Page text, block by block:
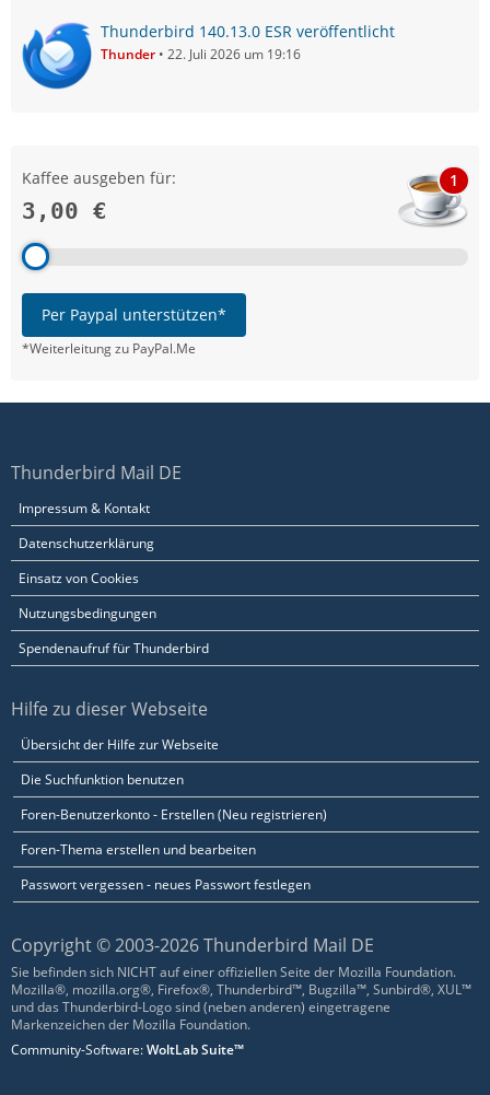
Thunderbird 140.13.0 ESR veröffentlicht
Thunder 22. Juli 2026 um 19:16
Kaffee ausgeben für:
3,00 €
1
Per Paypal unterstützen*
*Weiterleitung zu PayPal.Me
Thunderbird Mail DE
Impressum & Kontakt
Datenschutzerklärung
Einsatz von Cookies
Nutzungsbedingungen
Spendenaufruf für Thunderbird
Hilfe zu dieser Webseite
Übersicht der Hilfe zur Webseite
Die Suchfunktion benutzen
Foren-Benutzerkonto - Erstellen (Neu registrieren)
Foren-Thema erstellen und bearbeiten
Passwort vergessen - neues Passwort festlegen
Copyright © 2003-2026 Thunderbird Mail DE
Sie befinden sich NICHT auf einer offiziellen Seite der Mozilla Foundation.
Mozilla®, mozilla.org®, Firefox®, Thunderbird™, Bugzilla™, Sunbird®, XUL™
und das Thunderbird-Logo sind (neben anderen) eingetragene
Markenzeichen der Mozilla Foundation.
Community-Software:WoltLab Suite™